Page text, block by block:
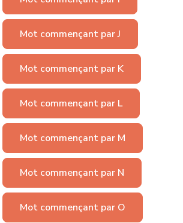
Mot commençant par J
Mot commençant par K
Mot commençant par L
Mot commençant par M
Mot commençant par N
Mot commençant par O